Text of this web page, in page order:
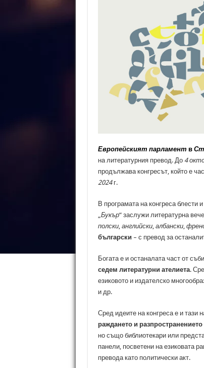
Европейският парламент в
на литературния превод. До 4
продължава конгресът, който е
2024г.
В програмата на конгреса блести
„Букър“ заслужи литературна
полски, английски, албански,
български – с превод за
Богата е и останалата част от
седем литературни ателиета.
езиковото и издателско
и др.
Сред идеите на конгреса е и тази
раждането и разпространението
но също библиотекари или
панели, посветени на езиковата
превода като политически акт.